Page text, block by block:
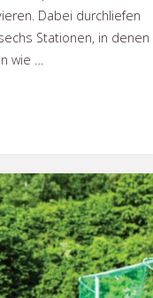
Dabei durchliefen
Stationen, in denen
wie …